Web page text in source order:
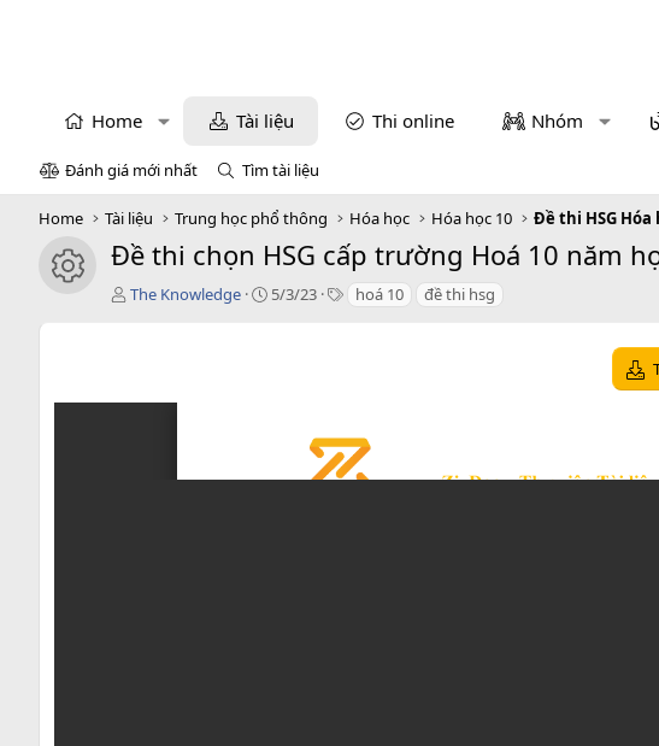
Home Tài liệu Thi online Nhóm
Đánh giá mới nhất Tìm tài liệu
Home Tài liệu Trung học phổ thông Hóa học Hóa học 10 Đề thi HSG Hóa
icon tài liệu
Đề thi chọn HSG cấp trường Hoá 10 năm
T
ả
The Knowledge
C
5/3/23
T hoá 10 đề thi hsg